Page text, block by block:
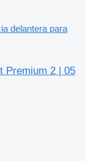
delantera para
Premium 2 | 05